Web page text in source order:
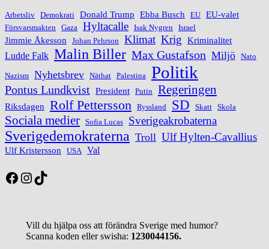
Arbetsliv Demokrati Donald Trump Ebba Busch EU EU-valet
Försvarsmakten Gaza Hyltacalle Isak Nygren Israel
Jimmie Åkesson Johan Pehrson Klimat Krig Kriminalitet
Ludde Falk Malin Biller Max Gustafson Miljö Nato
Nazism Nyhetsbrev Näthat Palestina Politik
Pontus Lundkvist President Putin Regeringen
Riksdagen Rolf Pettersson Ryssland SD Skatt Skola
Sociala medier Sofia Lucas Sverigeakrobaterna
Sverigedemokraterna Troll Ulf Hylten-Cavallius
Ulf Kristersson USA Val
Facebook
Instagram
TikTok
Vill du hjälpa oss att förändra Sverige med humor?
Scanna koden eller swisha: 1230044156.